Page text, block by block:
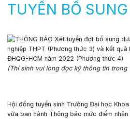
TUYỂN BỔ
(Thí sinh vui lòng đọc kỹ thông tin trong
Hội đồng tuyển sinh Trường Đại học
vừa ban hành Thông báo mức điểm